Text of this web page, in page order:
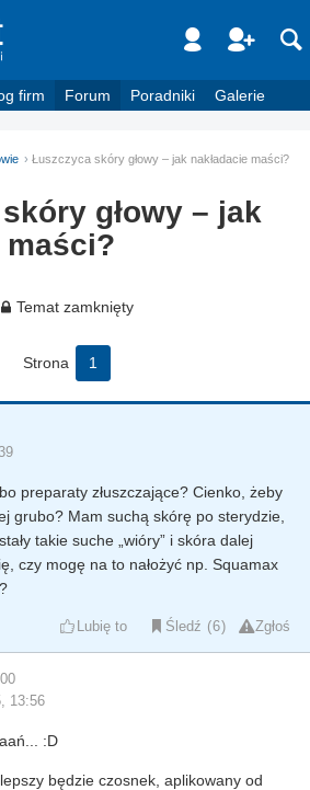
firm Forum Poradniki Galerie
Łuszczyca skóry głowy – jak nakładacie maści?
głowy – jak
maści?
Temat zamknięty
Strona 1
preparaty złuszczające? Cienko, żeby
grubo? Mam suchą skórę po sterydzie,
takie suche „wióry” i skóra dalej
czy mogę na to nałożyć np. Squamax
Lubię to Śledź 6 Zgłoś
13:56
:D
będzie czosnek, aplikowany od